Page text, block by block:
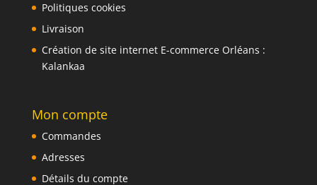
Politiques cookies
Livraison
Création de site internet E-commerce Orléans :
Kalankaa
Mon compte
Commandes
Adresses
Détails du compte